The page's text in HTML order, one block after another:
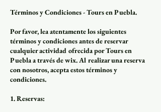
Términos y Condiciones - Tours en Puebla.
Por favor, lea atentamente los siguientes
términos y condiciones antes de reservar
cualquier actividad ofrecida por Tours en
Puebla a través de wix. Al realizar una reserva
con nosotros, acepta estos términos y
condiciones.
1. Reservas: